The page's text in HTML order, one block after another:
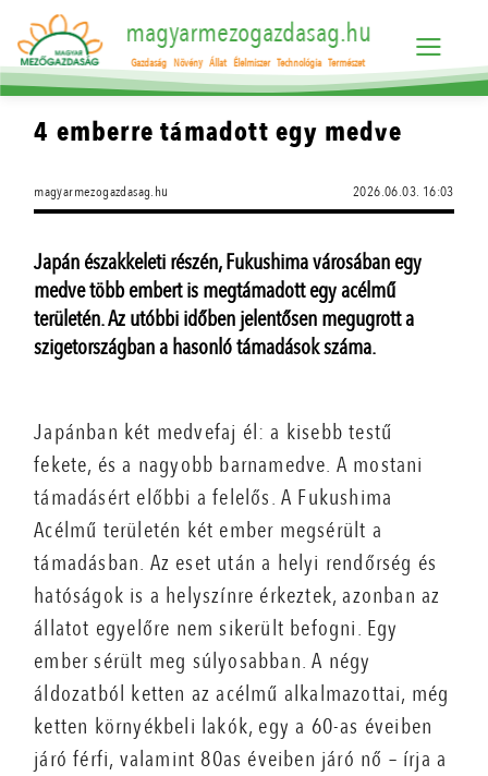
magyarmezogazdasag.hu
Gazdaság Növény Állat Élelmiszer Technológia Természet
4 emberre támadott egy medve
magyarmezogazdasag.hu 2026.06.03. 16:03
Japán északkeleti részén, Fukushima városában egy
medve több embert is megtámadott egy acélmű
területén. Az utóbbi időben jelentősen megugrott a
szigetországban a hasonló támadások száma.
Japánban két medvefaj él: a kisebb testű
fekete, és a nagyobb barnamedve. A mostani
támadásért előbbi a felelős. A Fukushima
Acélmű területén két ember megsérült a
támadásban. Az eset után a helyi rendőrség és
hatóságok is a helyszínre érkeztek, azonban az
állatot egyelőre nem sikerült befogni. Egy
ember sérült meg súlyosabban. A négy
áldozatból ketten az acélmű alkalmazottai, még
ketten környékbeli lakók, egy a 60-as éveiben
járó férfi, valamint 80as éveiben járó nő – írja a